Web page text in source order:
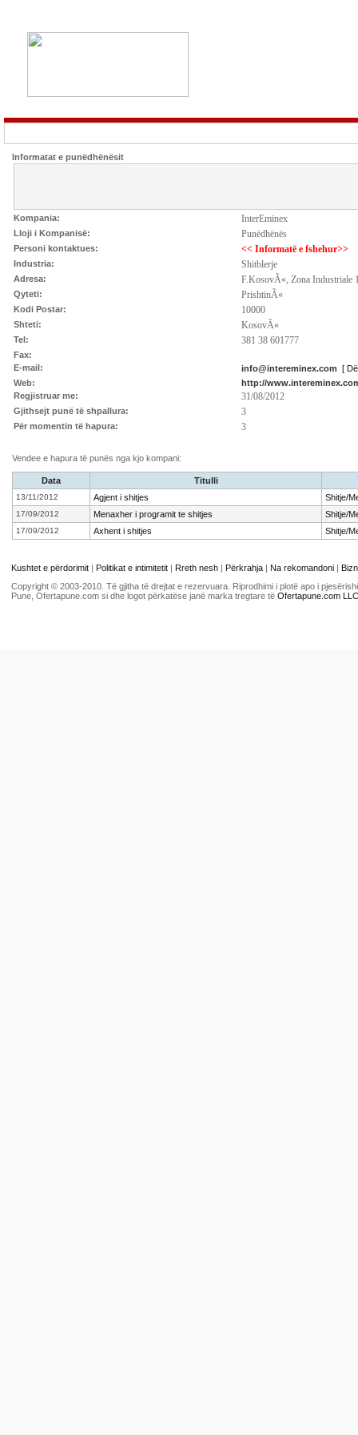
Informatat e punëdhënësit
Kompania: InterEminex
Lloji i Kompanisë: Punëdhënës
Personi kontaktues: << Informatë e fshehur>>
Industria: Shitblerje
Adresa: F.KosovÃ«, Zona
Qyteti: PrishtinÃ«
Kodi Postar: 10000
Shteti: KosovÃ«
Tel: 381 38 601777
Fax:
E-mail:
info@intereminex.com [
Web:
http://
Regjistruar me:
31/08/2012
Gjithsejt punë të shpallura: 3
Për momentin të hapura: 3
Vendee e hapura të punës nga kjo kompani:
Data Titulli
13/11/2012 Agjent i shitjes Shitje/
17/09/2012 Menaxher i programit te shitjes Shitje/
17/09/2012 Axhent i shitjes Shitje/
Kushtet e përdorimit | Politikat e intimitetit | Rreth nesh | Përkrahja | Na rekomandoni |
Copyright © 2003-2010. Të gjitha të drejtat e rezervuara. Riprodhimi i plotë apo i
Pune, Ofertapune.com si dhe logot përkatëse janë marka tregtare të Ofertapune.com LLC